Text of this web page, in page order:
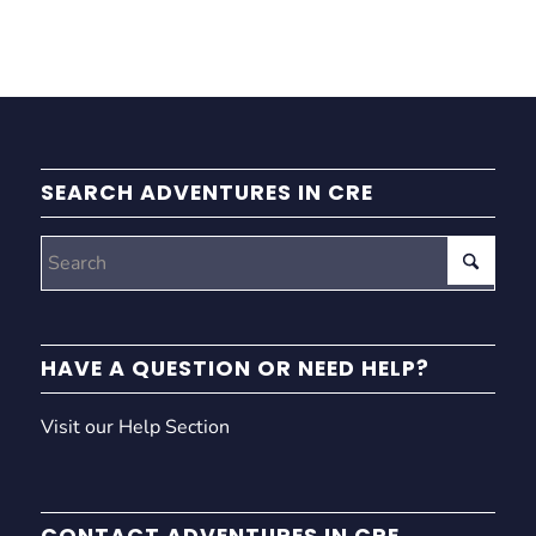
SEARCH ADVENTURES IN CRE
HAVE A QUESTION OR NEED HELP?
Visit our Help Section